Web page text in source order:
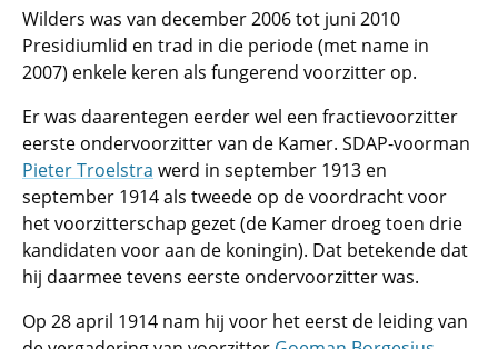
Wilders was van december 2006 tot juni 2010
Presidiumlid en trad in die periode (met name in
2007) enkele keren als fungerend voorzitter op.
Er was daarentegen eerder wel een fractievoorzitter
eerste ondervoorzitter van de Kamer. SDAP-voorman
Pieter Troelstra werd in september 1913 en
september 1914 als tweede op de voordracht voor
het voorzitterschap gezet (de Kamer droeg toen drie
kandidaten voor aan de koningin). Dat betekende dat
hij daarmee tevens eerste ondervoorzitter was.
Op 28 april 1914 nam hij voor het eerst de leiding van